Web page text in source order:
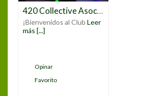
420 Collective Asociación Gregorio Marañon
¡Bienvenidos al ClubLeer
más [...]
Opinar
Favorito